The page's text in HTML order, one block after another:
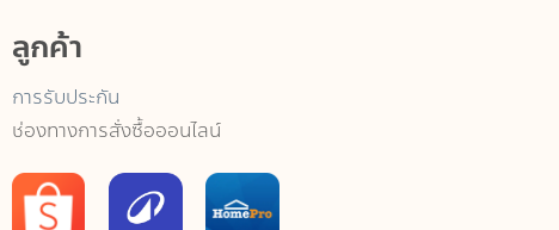
ลูกค้า
การรับประกัน
ช่องทางการสั่งซื้อออนไลน์